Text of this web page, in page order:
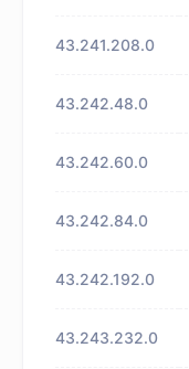
43.241.208.0
43.242.48.0
43.242.60.0
43.242.84.0
43.242.192.0
43.243.232.0